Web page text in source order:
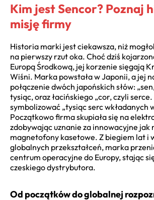
Kim jest Sencor? Poznaj
misję firmy
Historia marki jest ciekawsza, niż
na pierwszy rzut oka. Choć dziś
Europą Środkową, jej korzenie sięgają
Wiśni. Marka powstała w Japonii, a jej
połączenie dwóch japońskich słów:
tysiąc, oraz łacińskiego „cor, czyli
symbolizować „tysiąc serc wkładanych
Początkowo firma skupiała się na
zdobywając uznanie za innowacyjne jak
magnetofony kasetowe. Z biegiem lat i
globalnych przekształceń, marka
centrum operacyjne do Europy, stając
czeskiego dystrybutora.
Od początków do globalnej